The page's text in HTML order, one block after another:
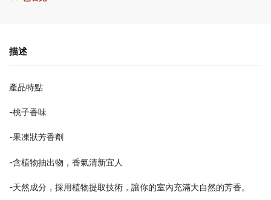
描述
產品特點
-桃子香味
-果凍狀芳香劑
-含植物抽出物，香氣清新宜人
-天然成分，採用植物提取技術，讓你的室內充滿大自然的芳香。